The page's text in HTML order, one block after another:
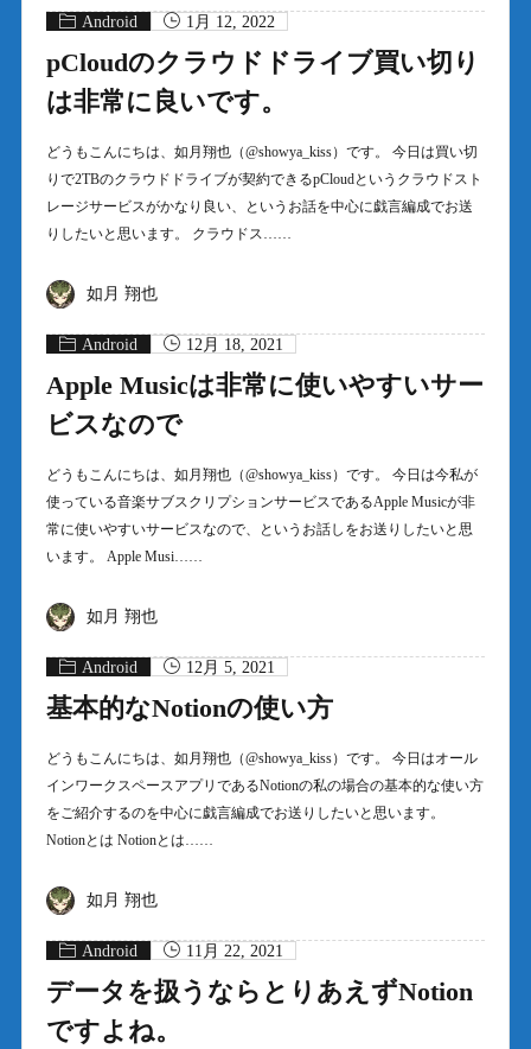
Android 1月 12, 2022
pCloudのクラウドドライブ買い切り
は非常に良いです。
どうもこんにちは、如月翔也（@showya_kiss）です。 今日は買い切
りで2TBのクラウドドライブが契約できるpCloudというクラウドスト
レージサービスがかなり良い、というお話を中心に戯言編成でお送
りしたいと思います。 クラウドス……
如月 翔也
Android 12月 18, 2021
Apple Musicは非常に使いやすいサー
ビスなので
どうもこんにちは、如月翔也（@showya_kiss）です。 今日は今私が
使っている音楽サブスクリプションサービスであるApple Musicが非
常に使いやすいサービスなので、というお話しをお送りしたいと思
います。 Apple Musi……
如月 翔也
Android 12月 5, 2021
基本的なNotionの使い方
どうもこんにちは、如月翔也（@showya_kiss）です。 今日はオール
インワークスペースアプリであるNotionの私の場合の基本的な使い方
をご紹介するのを中心に戯言編成でお送りしたいと思います。
Notionとは Notionとは……
如月 翔也
Android 11月 22, 2021
データを扱うならとりあえずNotion
ですよね。